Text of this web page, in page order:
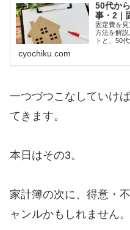
50代か
事・2｜
固定費を
方法を解
トと、50
cyochiku.com
一つづつこなしていけ
てきます。
本日はその3。
家計簿の次に、得意・
ャンルかもしれません。